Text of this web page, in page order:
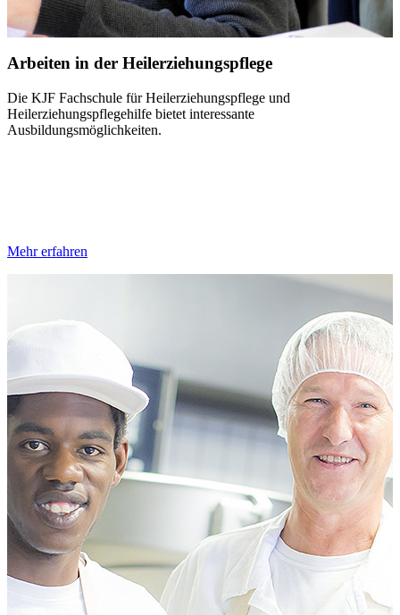
Arbeiten in der Heilerziehungspflege
Die KJF Fachschule für Heilerziehungspflege und
Heilerziehungspflegehilfe bietet interessante
Ausbildungsmöglichkeiten.
Mehr erfahren